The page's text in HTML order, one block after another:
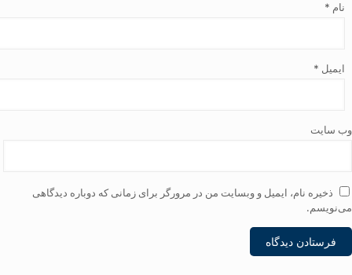
نام *
ایمیل *
وب‌ سایت
ذخیره نام، ایمیل و وبسایت من در مرورگر برای زمانی که دوباره دیدگاهی
می‌نویسم.